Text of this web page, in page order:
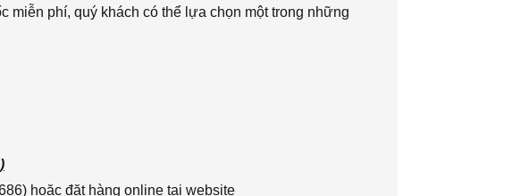
miễn phí, quý khách có thể lựa chọn một trong những
hoặc đặt hàng online tại website